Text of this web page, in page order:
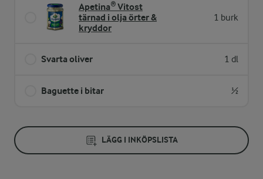
Apetina® Vitost
tärnad i olja örter &
kryddor
1 burk
Svarta oliver 1 dl
Baguette i bitar ½
LÄGG I INKÖPSLISTA